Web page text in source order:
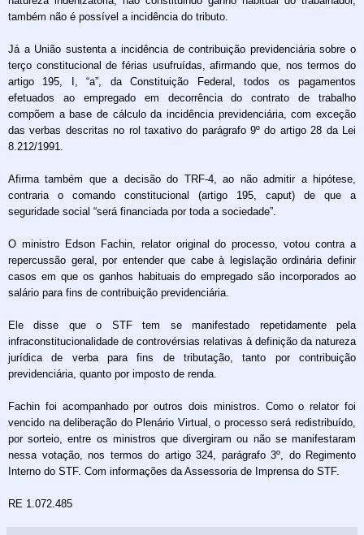
também não é possível a incidência do tributo.
Já a União sustenta a incidência de contribuição previdenciária sobre o
terço constitucional de férias usufruídas, afirmando que, nos termos do
artigo 195, I, “a”, da Constituição Federal, todos os pagamentos
efetuados ao empregado em decorrência do contrato de trabalho
compõem a base de cálculo da incidência previdenciária, com exceção
das verbas descritas no rol taxativo do parágrafo 9º do artigo 28 da Lei
8.212/1991.
Afirma também que a decisão do TRF-4, ao não admitir a hipótese,
contraria o comando constitucional (artigo 195, caput) de que a
seguridade social “será financiada por toda a sociedade”.
O ministro Edson Fachin, relator original do processo, votou contra a
repercussão geral, por entender que cabe à legislação ordinária definir
casos em que os ganhos habituais do empregado são incorporados ao
salário para fins de contribuição previdenciária.
Ele disse que o STF tem se manifestado repetidamente pela
infraconstitucionalidade de controvérsias relativas à definição da natureza
jurídica de verba para fins de tributação, tanto por contribuição
previdenciária, quanto por imposto de renda.
Fachin foi acompanhado por outros dois ministros. Como o relator foi
vencido na deliberação do Plenário Virtual, o processo será redistribuído,
por sorteio, entre os ministros que divergiram ou não se manifestaram
nessa votação, nos termos do artigo 324, parágrafo 3º, do Regimento
Interno do STF. Com informações da Assessoria de Imprensa do STF.
RE 1.072.485